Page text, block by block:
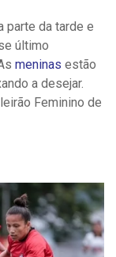
parte da tarde e
último
meninas estão
a desejar.
Feminino de